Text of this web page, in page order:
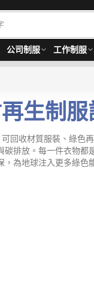
公司制服 工作制服
生制
回收材質服裝、綠
排放。每一件衣物
為地球注入更多綠色